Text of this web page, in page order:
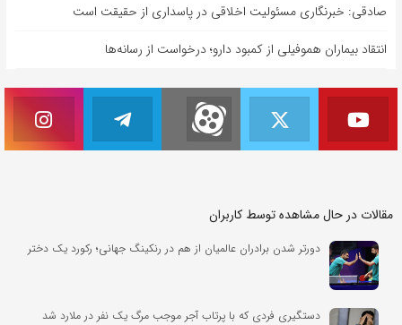
صادقی: خبرنگاری مسئولیت اخلاقی در پاسداری از حقیقت است
انتقاد بیماران هموفیلی از کمبود دارو؛ درخواست از رسانه‌ها
مقالات در حال مشاهده توسط کاربران
دورتر شدن برادران عالمیان از هم در رنکینگ جهانی؛ رکورد یک دختر
دستگیری فردی که با پرتاب آجر موجب مرگ یک نفر در ملارد شد